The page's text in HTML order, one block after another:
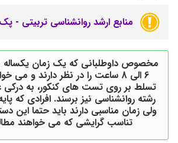
منابع ارشد روانشناسی تربیتی - پک
مخصوص داوطلبانی که یک زمان یکساله با
6 الی 8 ساعت را در نظر دارند و می
تسلط بر روی تست های کنکور، به درکی
رشته روانشناسی نیز برسند. افرادی که
ولی زمان مناسبی دارند باید حتما این
تناسب گرایشی که می خواهند